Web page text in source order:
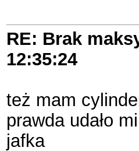
RE: Brak
12:35:24
też mam
prawda udało
jafka